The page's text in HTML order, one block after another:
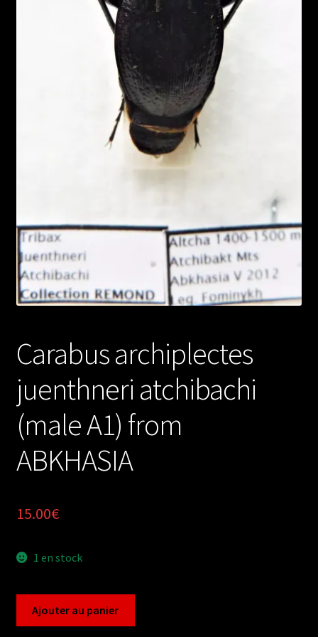
Carabus archiplectes
juenthneri atchibachi
(male A1) from
ABKHASIA
15.00€
1 en stock
Ajouter au panier